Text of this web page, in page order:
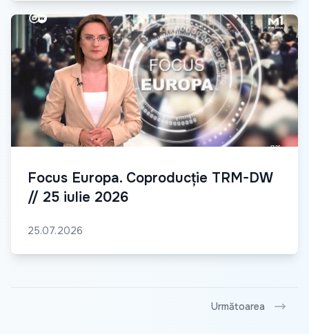
Focus Europa. Coproducție TRM-DW
// 25 iulie 2026
25.07.2026
Următoarea